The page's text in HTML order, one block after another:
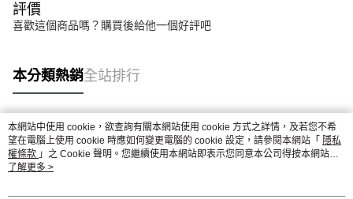
評價
喜歡這個商品嗎？購買後給他一個好評吧
本分類熱銷全站排行
熱門標籤
本網站中使用 cookie，欲查詢有關本網站使用 cookie 方式之詳情，及若您不希
望在電腦上使用 cookie 時應如何變更電腦的 cookie 設定，請參閱本網站「 隱私
權條款 」之 Cookie 聲明。您繼續使用本網站即表示您同意本公司得按本網站使
用條款之 Cookie 聲明使用 cookie。
了解更多 >